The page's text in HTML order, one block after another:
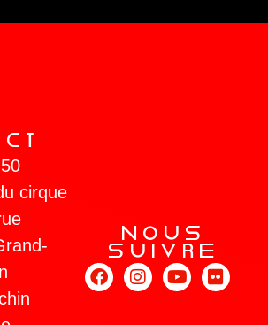
cirque
NOUs
sUIVRe